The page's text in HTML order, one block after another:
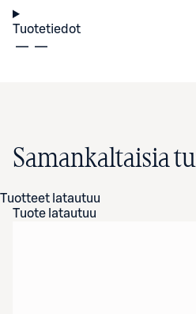
Tuotetiedot
Samankaltaisia
Tuotteet latautuu
Tuote latautuu